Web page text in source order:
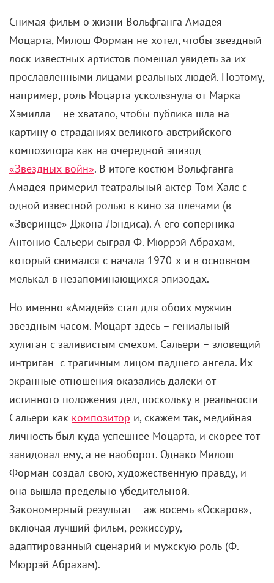
Снимая фильм о жизни Вольфганга Амадея
Моцарта, Милош Форман не хотел, чтобы звездный
лоск известных артистов помешал увидеть за их
прославленными лицами реальных людей. Поэтому,
например, роль Моцарта ускользнула от Марка
Хэмилла – не хватало, чтобы публика шла на
картину о страданиях великого австрийского
композитора как на очередной эпизод
«Звездных войн». В итоге костюм Вольфганга
Амадея примерил театральный актер Том Халс с
одной известной ролью в кино за плечами (в
«Зверинце» Джона Лэндиса). А его соперника
Антонио Сальери сыграл Ф. Мюррэй Абрахам,
который снимался с начала 1970-х и в основном
мелькал в незапоминающихся эпизодах.
Но именно «Амадей» стал для обоих мужчин
звездным часом. Моцарт здесь – гениальный
хулиган с заливистым смехом. Сальери – зловещий
интриган с трагичным лицом падшего ангела. Их
экранные отношения оказались далеки от
истинного положения дел, поскольку в реальности
Сальери как композитор и, скажем так, медийная
личность был куда успешнее Моцарта, и скорее тот
завидовал ему, а не наоборот. Однако Милош
Форман создал свою, художественную правду, и
она вышла предельно убедительной.
Закономерный результат – аж восемь «Оскаров»,
включая лучший фильм, режиссуру,
адаптированный сценарий и мужскую роль (Ф.
Мюррэй Абрахам).